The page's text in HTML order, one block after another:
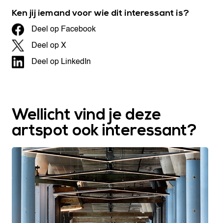
Ken jij iemand voor wie dit interessant is?
Deel op Facebook
Deel op X
Deel op LinkedIn
Wellicht vind je deze
artspot ook interessant?